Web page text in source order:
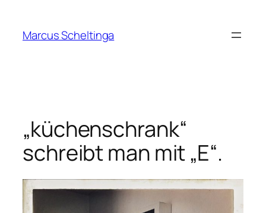
springen
Marcus Scheltinga
„küchenschrank“
schreibt man mit „E“.